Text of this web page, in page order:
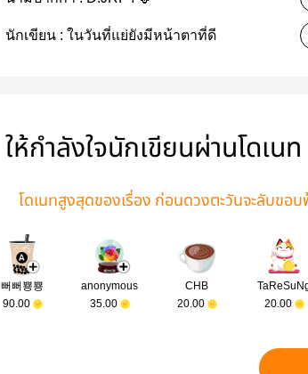
นักเขียน : ในวันที่แย่ยังมีหน้าตาที่ดี
ให้กำลังใจนักเขียนผ่านโดเนท
โดเนทสูงสุดของเรื่อง ก่อนดวงตะวันจะลับขอ
뻐뻐뿅뿅
90.00
anonymous
35.00
CHB
20.00
20.00